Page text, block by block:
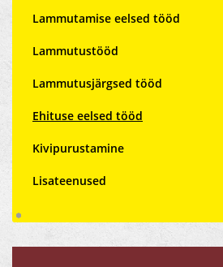
Lammutamise eelsed tööd
Lammutustööd
Lammutusjärgsed tööd
Ehituse eelsed tööd
Kivipurustamine
Lisateenused